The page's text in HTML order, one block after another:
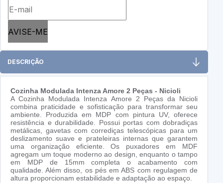
AVISE-ME
DESCRIÇÃO
Cozinha Modulada Intenza Amore 2 Peças - Nicioli
A Cozinha Modulada Intenza Amore 2 Peças da Nicioli
combina praticidade e sofisticação para transformar seu
ambiente. Produzida em MDP com pintura UV, oferece
resistência e durabilidade. Possui portas com dobradiças
metálicas, gavetas com corrediças telescópicas para um
deslizamento suave e prateleiras internas que garantem
uma organização eficiente. Os puxadores em MDF
agregam um toque moderno ao design, enquanto o tampo
em MDP de 15mm completa o acabamento com
qualidade. Além disso, os pés em ABS com regulagem de
altura proporcionam estabilidade e adaptação ao espaço.